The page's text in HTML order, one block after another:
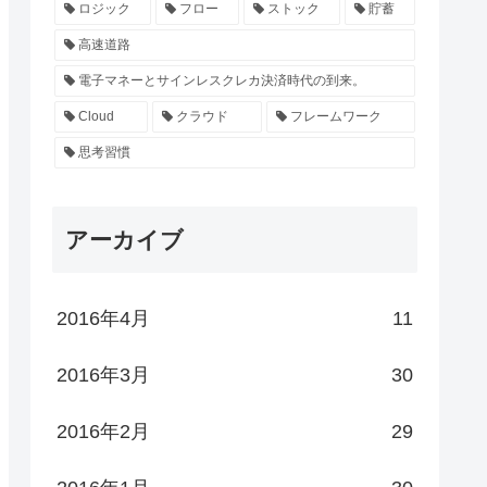
ロジック フロー ストック 貯蓄
高速道路
電子マネーとサインレスクレカ決済時代の到来。
Cloud クラウド フレームワーク
思考習慣
アーカイブ
2016年4月 11
2016年3月 30
2016年2月 29